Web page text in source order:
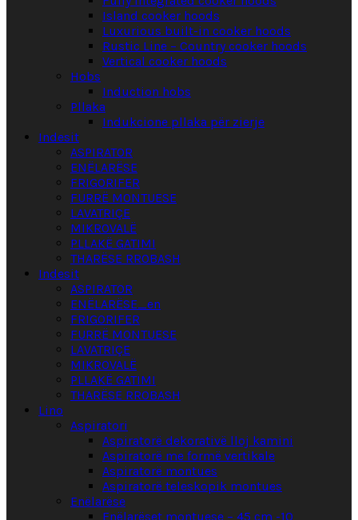
Island cooker hoods
Luxurious built-in cooker hoods
Rustic Line – Country cooker hoods
Vertical cooker hoods
Hobs
Induction hobs
Pllaka
Indukcione pllaka për zierje
Indesit
ASPIRATOR
ENËLARËSE
FRIGORIFER
FURRË MONTUESE
LAVATRIÇE
MIKROVALË
PLLAKË GATIMI
THARËSE RROBASH
Indesit
ASPIRATOR
ENËLARËSE_en
FRIGORIFER
FURRË MONTUESE
LAVATRIÇE
MIKROVALË
PLLAKË GATIMI
THARËSE RROBASH
Lino
Aspiratori
Aspiratorë dekorativë lloj kamini
Aspiratorë me formë vertikale
Aspiratorë montues
Aspiratorë teleskopik montues
Enëlarëse
Enëlarëset montuese – 45 cm -10